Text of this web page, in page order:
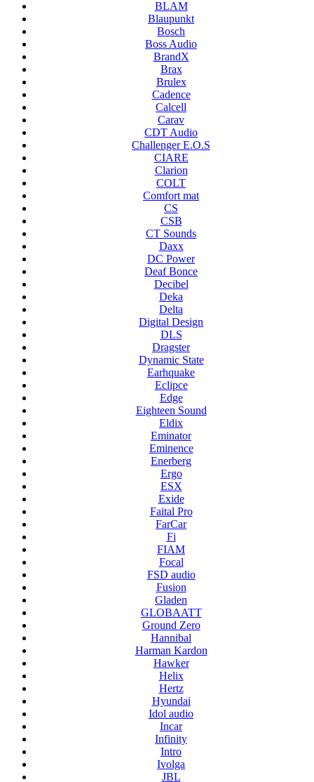
BLAM
Blaupunkt
Bosch
Boss Audio
BrandX
Brax
Brulex
Cadence
Calcell
Carav
CDT Audio
Challenger E.O.S
CIARE
Clarion
COLT
Comfort mat
CS
CSB
CT Sounds
Daxx
DC Power
Deaf Bonce
Decibel
Deka
Delta
Digital Design
DLS
Dragster
Dynamic State
Earhquake
Eclipce
Edge
Eighteen Sound
Eldix
Eminator
Eminence
Enerberg
Ergo
ESX
Exide
Faital Pro
FarCar
Fi
FIAM
Focal
FSD audio
Fusion
Gladen
GLOBAATT
Ground Zero
Hannibal
Harman Kardon
Hawker
Helix
Hertz
Hyundai
Idol audio
Incar
Infinity
Intro
Ivolga
JBL